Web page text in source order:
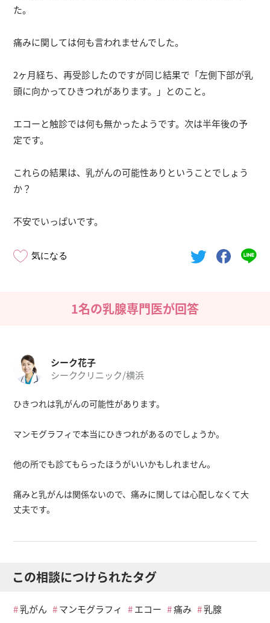
た。
痛みに関しては何も言われませんでした。
2ヶ月経ち、再受診したのですが同じ結果で「左側下部が乳
頭に向かってひきつれがあります。」とのこと。
エコーと触診では何も無かったようです。次は半年後の予
定です。
これらの結果は、乳がんの可能性ありということでしょう
か？
不安でいっぱいです。
気になる
1名の乳腺専門医が回答
シーク花子
シーククリニック/横浜
ひきつれは乳がんの可能性があります。
マンモグラフィで本当にひきつれがあるのでしょうか。
他の所でも診てもらったほうがいいかもしれません。
痛みと乳がんは関係ないので、痛みに関しては心配しなくて大
丈夫です。
この相談につけられたタグ
乳がん マンモグラフィ エコー 痛み 乳腺